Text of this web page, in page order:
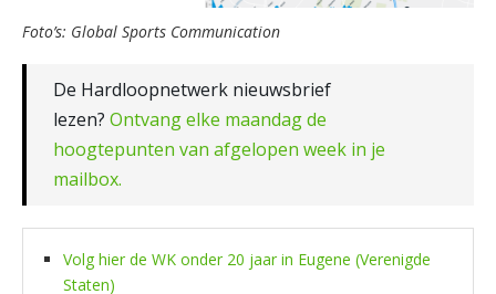
Foto’s: Global Sports Communication
De Hardloopnetwerk nieuwsbrief
lezen? Ontvang elke maandag de
hoogtepunten van afgelopen week in je
mailbox.
Volg hier de WK onder 20 jaar in Eugene (Verenigde
Staten)